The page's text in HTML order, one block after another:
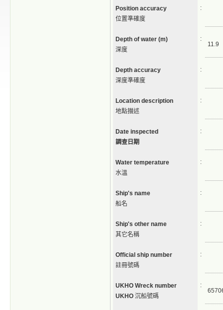
Position accuracy
位置準確度
:
Depth of water (m)
深度
:
11.9
Depth accuracy
深度準確度
:
Location description
地點描述
:
Date inspected
調查日期
:
Water temperature
水溫
:
Ship's name
船名
:
Ship's other name
其它名稱
:
Official ship number
註冊號碼
:
UKHO Wreck number
UKHO 沉船號碼
: